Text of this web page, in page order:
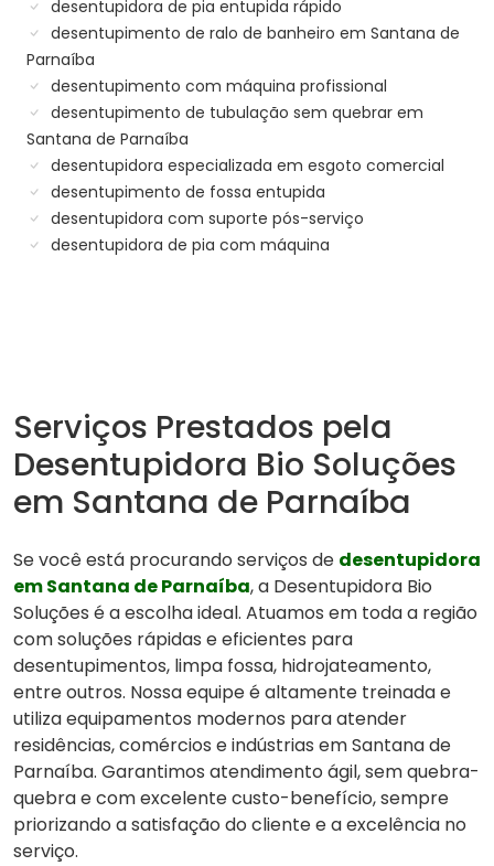
desentupidora de pia entupida rápido
desentupimento de ralo de banheiro em Santana de
Parnaíba
desentupimento com máquina profissional
desentupimento de tubulação sem quebrar em
Santana de Parnaíba
desentupidora especializada em esgoto comercial
desentupimento de fossa entupida
desentupidora com suporte pós-serviço
desentupidora de pia com máquina
Serviços Prestados pela
Desentupidora Bio Soluções
em Santana de Parnaíba
Se você está procurando serviços de desentupidora
em Santana de Parnaíba, a Desentupidora Bio
Soluções é a escolha ideal. Atuamos em toda a região
com soluções rápidas e eficientes para
desentupimentos, limpa fossa, hidrojateamento,
entre outros. Nossa equipe é altamente treinada e
utiliza equipamentos modernos para atender
residências, comércios e indústrias em Santana de
Parnaíba. Garantimos atendimento ágil, sem quebra-
quebra e com excelente custo-benefício, sempre
priorizando a satisfação do cliente e a excelência no
serviço.